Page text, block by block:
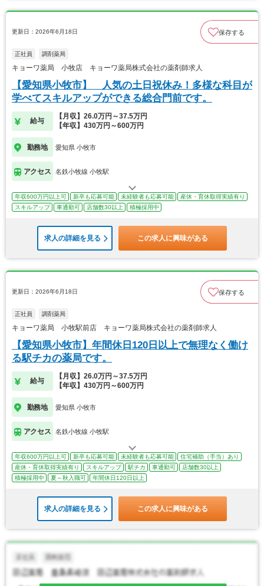
更新日：2026年6月18日 保存する
正社員 調剤薬局
キョーワ薬局 小牧店 キョーワ薬局株式会社の薬剤師求人
【愛知県小牧市】 人気の土日祝休み！多様な科目が
学べてスキルアップができる総合門前です。
給与
【月収】26.0万円～37.5万円
【年収】430万円～600万円
勤務地 愛知県 小牧市
アクセス 名鉄小牧線 小牧駅
年収600万円以上可 新卒も応募可能 未経験者も応募可能
産休・育休取得実績有り
スキルアップ
車通勤可 店舗数30以上 積極採用中
求人の詳細を見る この求人に興味がある
更新日：2026年6月18日 保存する
正社員 調剤薬局
キョーワ薬局 小牧駅前店 キョーワ薬局株式会社の薬剤師求人
【愛知県小牧市】年間休日120日以上で無理なく働け
る駅チカの薬局です。
給与
【月収】26.0万円～37.5万円
【年収】430万円～600万円
勤務地 愛知県 小牧市
アクセス 名鉄小牧線 小牧駅
年収600万円以上可 新卒も応募可能 未経験者も応募可能
住宅補助（手当）あり
産休・育休取得実績有り
スキルアップ 駅チカ 車通勤可
店舗数30以上
積極採用中
夏～秋入職可 年間休日120日以上
求人の詳細を見る この求人に興味がある